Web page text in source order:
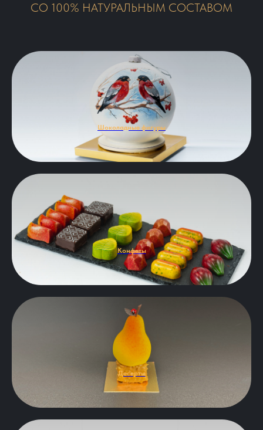
СО 100% НАТУРАЛЬНЫМ СОСТАВОМ
Шоколадные фигуры
Конфеты
Десерты